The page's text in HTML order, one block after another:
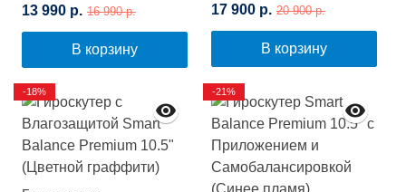
13 990 р. 16 990 р.
В корзину
17 900 р. 20 900 р.
В корзину
-18% -21%